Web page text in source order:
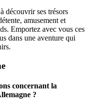
découvrir ses trésors
amusement et
Emportez avec vous ces
dans une aventure qui
concernant la
?